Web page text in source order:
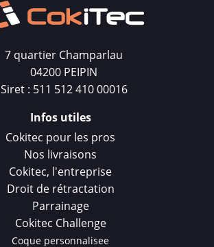
7 quartier Champarlau
04200 PEIPIN
Siret : 511 512 410 00016
Infos utiles
Cokitec pour les pros
Nos livraisons
Cokitec, l'entreprise
Droit de rétractation
Parrainage
Cokitec Challenge
Coque personnalisee